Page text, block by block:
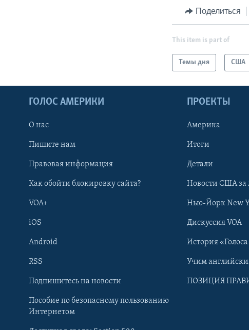
Learning English
Поделиться
This item is part of
Темы дня США
ГОЛОС АМЕРИКИ
О нас
Пишите нам
Правовая информация
Как обойти блокировку сайта?
VOA+
iOS
Android
RSS
Подпишитесь на новости
Пособие по безопасному пользованию
Интернетом
ПРОЕКТЫ
Америка
Итоги
Детали
Новости США за
Нью-Йорк New
Дискуссия VOA
История
Учим
ПОЗИЦИЯ